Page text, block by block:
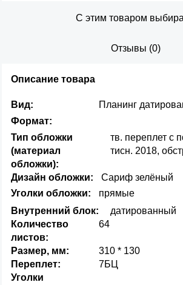
С этим товаром
Отзывы (0)
Описание товара
Вид:
Планинг
Формат:
Тип обложки
(материал
обложки):
тв. переплет с
тисн. 2018,
Дизайн обложки:
Сариф зелёный
Уголки обложки:
прямые
Внутренний блок:
датированный
Количество
листов:
64
Размер, мм:
310 * 130
Переплет:
7БЦ
Уголки